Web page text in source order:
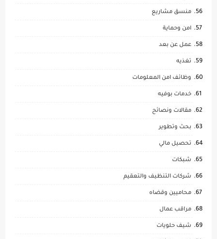
منسق مشاريع
امن وحماية
عمل عن بعد
تغذيه
وظائف امن المعلومات
خدمات بوفيه
مقالات ونصائح
بحث وتطوير
تحصيل مالي
شبكات
شركات التنظيف والتعقيم
محاميين وقضاه
مراقب عمال
شيف حلويات